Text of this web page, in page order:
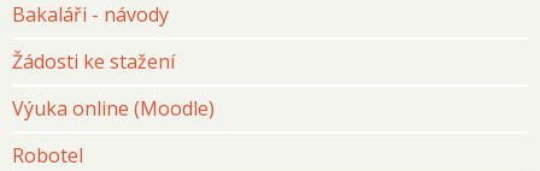
Bakaláři - návody
Žádosti ke stažení
Výuka online (Moodle)
Robotel